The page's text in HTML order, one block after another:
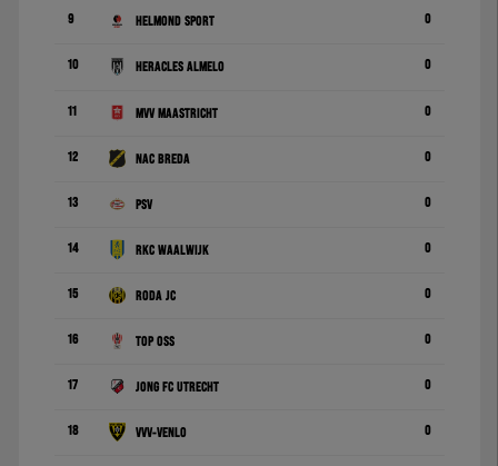
9 Helmond Sport 0
10 Heracles Almelo 0
11 MVV Maastricht 0
12 NAC Breda 0
13 PSV 0
14 RKC Waalwijk 0
15 Roda JC 0
16 TOP Oss 0
17 Jong FC Utrecht 0
18 VVV-Venlo 0